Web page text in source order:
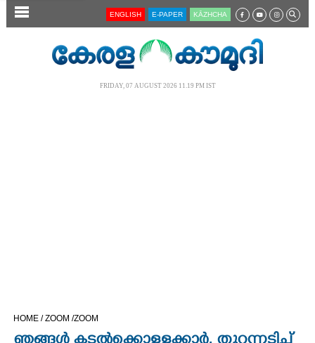
SECTIONS ENGLISH E-PAPER KĀZHCHA
FRIDAY, 07 AUGUST 2026 11.19 PM IST
HOME /ZOOM /ZOOM